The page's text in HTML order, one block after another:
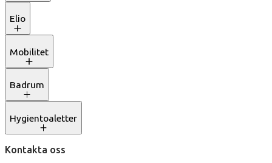
Elio
Mobilitet
Badrum
Hygientoaletter
Kontakta oss